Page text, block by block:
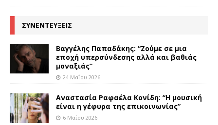
ΣΥΝΕΝΤΕΥΞΕΙΣ
Βαγγέλης Παπαδάκης: “Ζούμε σε μια
εποχή υπερσύνδεσης αλλά και βαθιάς
μοναξιάς”
24 Μαΐου 2026
Αναστασία Ραφαέλα Κονίδη: “Η μουσική
είναι η γέφυρα της επικοινωνίας”
6 Μαΐου 2026